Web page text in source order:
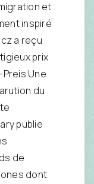
et
inspiré
a reçu
prix
du
publie
de
dont